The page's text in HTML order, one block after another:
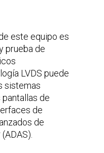
este equipo es
prueba de
LVDS puede
sistemas
de
de
de